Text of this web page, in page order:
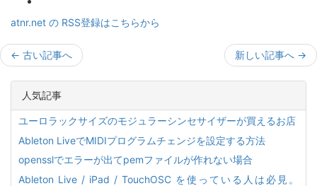
atnr.net の RSS登録はこちらから
← 古い記事へ 新しい記事へ →
人気記事
ユーロラックサイズのモジュラーシンセサイザーが買えるお店
Ableton LiveでMIDIプログラムチェンジを設定する方法
opensslでエラーが出てpemファイルが作れない場合
Ableton Live / iPad / TouchOSC を使っている人は必見。